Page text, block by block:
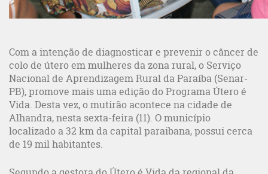
Com a intenção de diagnosticar e prevenir o câncer de
colo de útero em mulheres da zona rural, o Serviço
Nacional de Aprendizagem Rural da Paraíba (Senar-
PB), promove mais uma edição do Programa Útero é
Vida. Desta vez, o mutirão acontece na cidade de
Alhandra, nesta sexta-feira (11). O município
localizado a 32 km da capital paraibana, possui cerca
de 19 mil habitantes.